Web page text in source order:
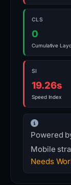
CLS
0
Cumulative
SI
19.26s
Speed Index
Powered
Mobile
Needs